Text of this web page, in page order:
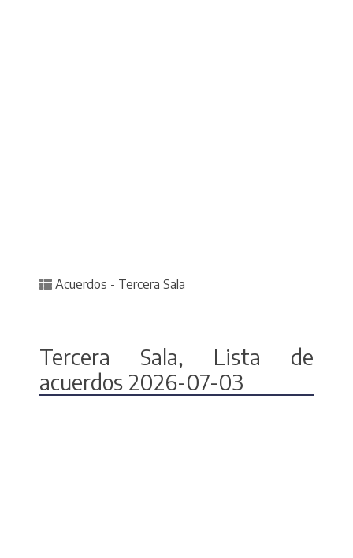
Posted in
Acuerdos - Tercera Sala
Tercera Sala, Lista de
acuerdos 2026-07-03